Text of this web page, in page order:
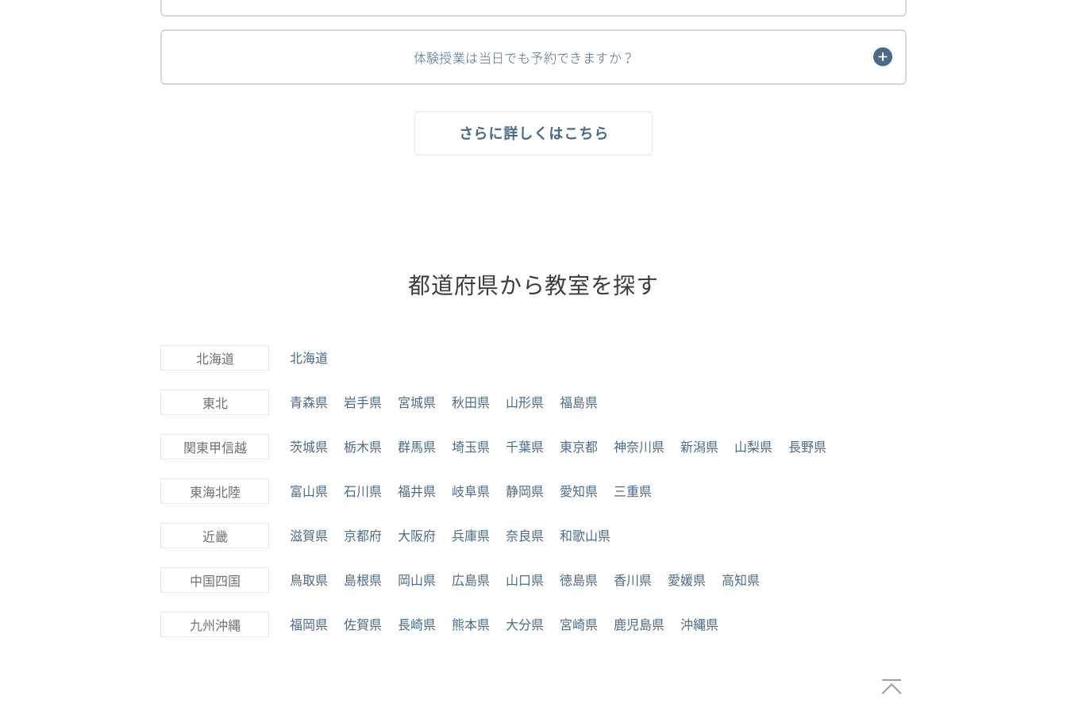
体験授業は当日でも予約できますか？
さらに詳しくはこちら
都道府県から教室を探す
北海道 北海道
東北 青森県 岩手県 宮城県 秋田県 山形県 福島県
関東甲信越 茨城県 栃木県 群馬県 埼玉県 千葉県 東京都 神奈川県 新潟県 山梨県 長野県
東海北陸 富山県 石川県 福井県 岐阜県 静岡県 愛知県 三重県
近畿 滋賀県 京都府 大阪府 兵庫県 奈良県 和歌山県
中国四国 鳥取県 島根県 岡山県 広島県 山口県 徳島県 香川県 愛媛県 高知県
九州沖縄 福岡県 佐賀県 長崎県 熊本県 大分県 宮崎県 鹿児島県 沖縄県